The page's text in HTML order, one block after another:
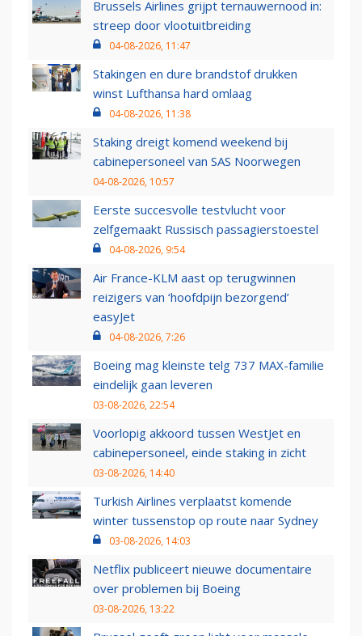
Brussels Airlines grijpt ternauwernood in:
streep door vlootuitbreiding
04-08-2026, 11:47
Stakingen en dure brandstof drukken
winst Lufthansa hard omlaag
04-08-2026, 11:38
Staking dreigt komend weekend bij
cabinepersoneel van SAS Noorwegen
04-08-2026, 10:57
Eerste succesvolle testvlucht voor
zelfgemaakt Russisch passagierstoestel
04-08-2026, 9:54
Air France-KLM aast op terugwinnen
reizigers van ‘hoofdpijn bezorgend’
easyJet
04-08-2026, 7:26
Boeing mag kleinste telg 737 MAX-familie
eindelijk gaan leveren
03-08-2026, 22:54
Voorlopig akkoord tussen WestJet en
cabinepersoneel, einde staking in zicht
03-08-2026, 14:40
Turkish Airlines verplaatst komende
winter tussenstop op route naar Sydney
03-08-2026, 14:03
Netflix publiceert nieuwe documentaire
over problemen bij Boeing
03-08-2026, 13:22